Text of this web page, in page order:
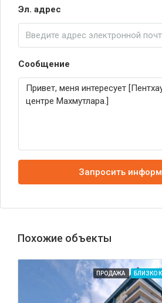
Эл. адрес
Сообщение
Запросить
Похожие объекты
ПРОДАЖА БЛИЗКО